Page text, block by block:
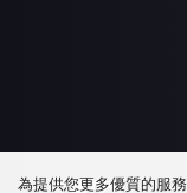
下載 APP
為提供您更多優質的服